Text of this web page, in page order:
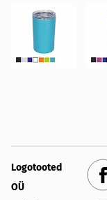
Logotooted
OÜ